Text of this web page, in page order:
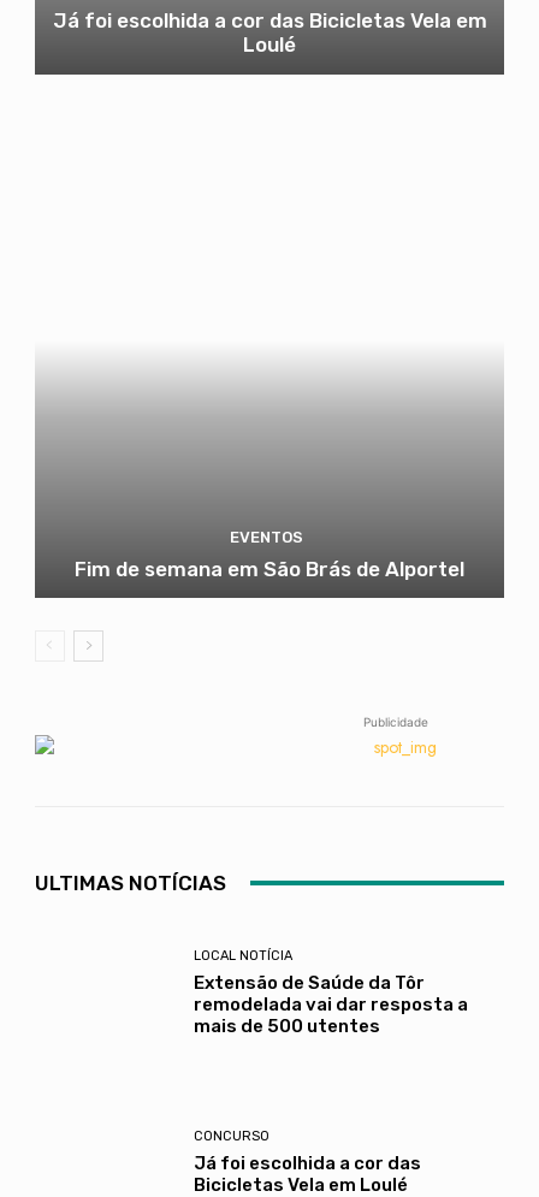
Já foi escolhida a cor das Bicicletas Vela em
Loulé
EVENTOS
Fim de semana em São Brás de Alportel
Publicidade
ULTIMAS NOTÍCIAS
LOCAL NOTÍCIA
Extensão de Saúde da Tôr
remodelada vai dar resposta a
mais de 500 utentes
CONCURSO
Já foi escolhida a cor das
Bicicletas Vela em Loulé